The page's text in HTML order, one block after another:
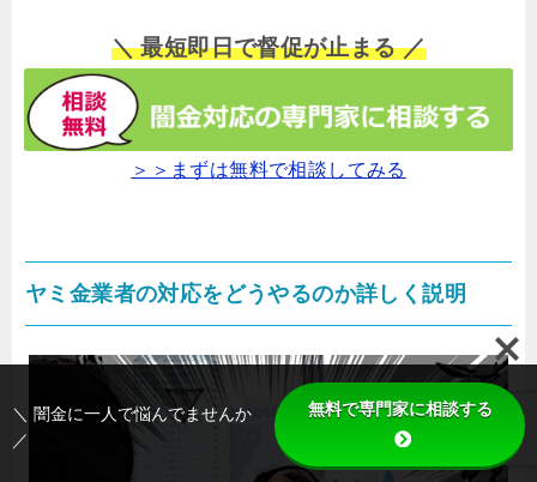
＼ 最短即日で督促が止まる ／
＞＞まずは無料で相談してみる
ヤミ金業者の対応をどうやるのか詳しく説明
＼ 闇金に一人で悩んでませんか
／
無料で専門家に相談する